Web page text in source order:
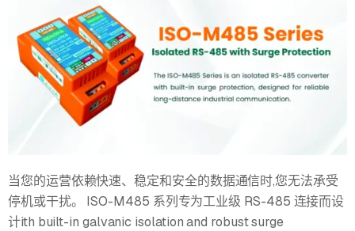
当您的运营依赖快速、稳定和安全的数据通信时,您无法承受
停机或干扰。 ISO-M485 系列专为工业级 RS-485 连接而设
计ith built-in galvanic isolation and robust surge